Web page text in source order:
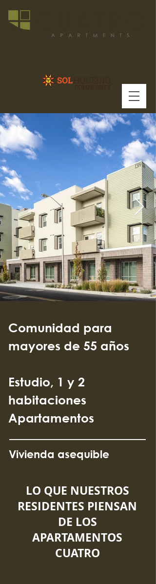
Comunidad para
mayores de 55 años
Estudio, 1 y 2
habitaciones
Apartamentos
Vivienda asequible
LO QUE NUESTROS
RESIDENTES PIENSAN
DE LOS
APARTAMENTOS
CUATRO